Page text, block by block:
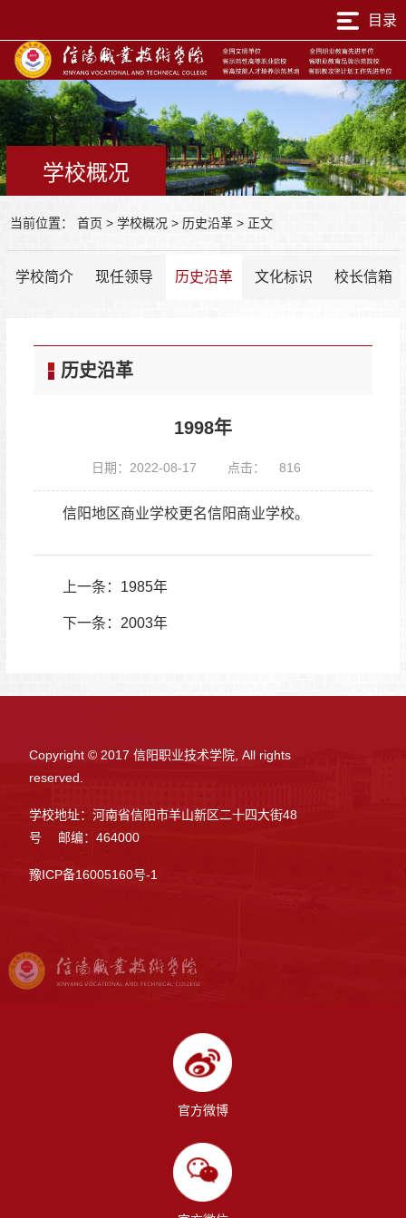
目录
学校概况
当前位置： 首页 > 学校概况 > 历史沿革 >正文
学校简介 现任领导 历史沿革 文化标识 校长信箱
历史沿革
1998年
日期：2022-08-17 点击： 816
信阳地区商业学校更名信阳商业学校。
上一条： 1985年
下一条： 2003年
Copyright © 2017 信阳职业技术学院, All rights
reserved.
学校地址：河南省信阳市羊山新区二十四大街48
号 邮编：464000
豫ICP备16005160号-1
官方微博